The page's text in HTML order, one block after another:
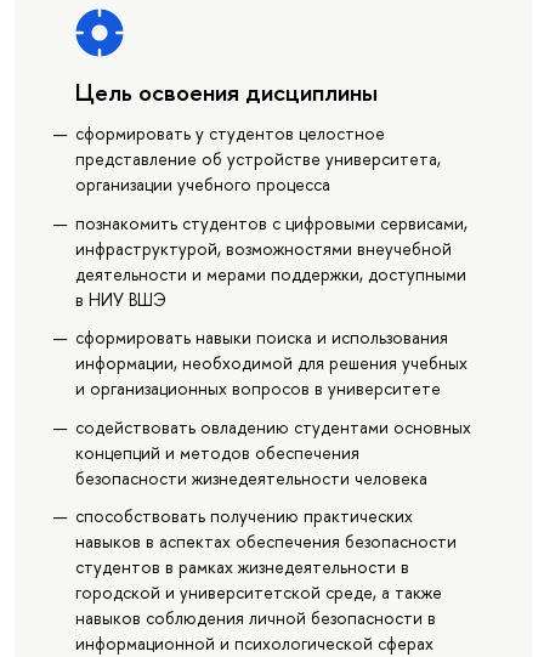
Цель освоения дисциплины
сформировать у студентов целостное
представление об устройстве университета,
организации учебного процесса
познакомить студентов с цифровыми сервисами,
инфраструктурой, возможностями внеучебной
деятельности и мерами поддержки, доступными
в НИУ ВШЭ
сформировать навыки поиска и использования
информации, необходимой для решения учебных
и организационных вопросов в университете
содействовать овладению студентами основных
концепций и методов обеспечения
безопасности жизнедеятельности человека
способствовать получению практических
навыков в аспектах обеспечения безопасности
студентов в рамках жизнедеятельности в
городской и университетской среде, а также
навыков соблюдения личной безопасности в
информационной и психологической сферах